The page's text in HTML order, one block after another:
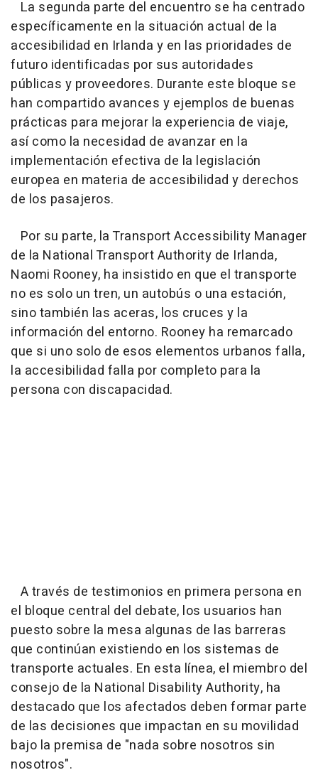
La segunda parte del encuentro se ha centrado
específicamente en la situación actual de la
accesibilidad en Irlanda y en las prioridades de
futuro identificadas por sus autoridades
públicas y proveedores. Durante este bloque se
han compartido avances y ejemplos de buenas
prácticas para mejorar la experiencia de viaje,
así como la necesidad de avanzar en la
implementación efectiva de la legislación
europea en materia de accesibilidad y derechos
de los pasajeros.
Por su parte, la Transport Accessibility Manager
de la National Transport Authority de Irlanda,
Naomi Rooney, ha insistido en que el transporte
no es solo un tren, un autobús o una estación,
sino también las aceras, los cruces y la
información del entorno. Rooney ha remarcado
que si uno solo de esos elementos urbanos falla,
la accesibilidad falla por completo para la
persona con discapacidad.
A través de testimonios en primera persona en
el bloque central del debate, los usuarios han
puesto sobre la mesa algunas de las barreras
que continúan existiendo en los sistemas de
transporte actuales. En esta línea, el miembro del
consejo de la National Disability Authority, ha
destacado que los afectados deben formar parte
de las decisiones que impactan en su movilidad
bajo la premisa de "nada sobre nosotros sin
nosotros".